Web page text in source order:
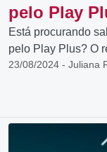
pelo Play
Está procurando
pelo Play Plus? O
23/08/2024 - Juliana